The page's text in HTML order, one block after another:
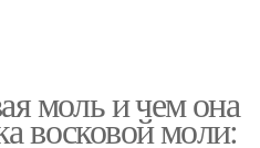
моль и чем она
восковой моли: